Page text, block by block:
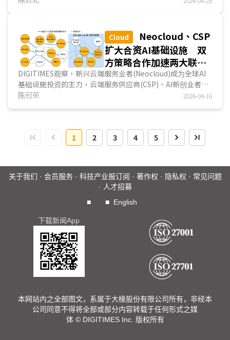
通以定制化ASIC、交换芯片与高速I/O切入多层互连；迈威尔
则以DSP、光模塊与高速连接元件为核心，透过收购与平臺合
作，扩大布局。后续版图仍取决于技术成熟度、架构标准与
CSP部署决策。...
Cloud
Neocloud、CSP
扩大合资AI基础设施 双
方策略合作加速两大联盟
网成形
DIGITIMES观察，新兴云端服务业者(Neocloud)成为全球AI
基础设施投资的主力，云端服务供应商(CSP)、AI新创业者日
益仰赖与Neocloud合作，分摊巨额投资金额和风险，同时缩
资人的投资不确定性，甚至吸引未来新投资人注资等，预期在
庞大AI算力商机、业者竞争压力影响下，Neocloud与CSP合
纵连横将变动剧烈，Neocloud有望成为AI硬件供应链的关键
陈冠荣 2026-04-16
1 2 3 4 5
关于我们 · 会员服务· 科技产业报订阅 · 著作权 · 隐私权 · 常见问题
· 人才招募
■
■ English
下载新闻App
本网站内之全部图文，系属于大椽股份有限公司所有，非经本
公司同意不得将全部或部分内容转载于任何形式之媒
体 © DIGITIMES Inc. 版权所有